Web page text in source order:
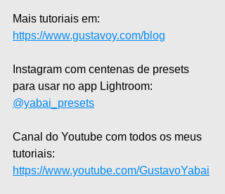
Mais tutoriais em:
https://www.gustavoy.com/blog
Instagram com centenas de presets
para usar no app Lightroom:
@yabai_presets
Canal do Youtube com todos os meus
tutoriais:
https://www.youtube.com/GustavoYabai